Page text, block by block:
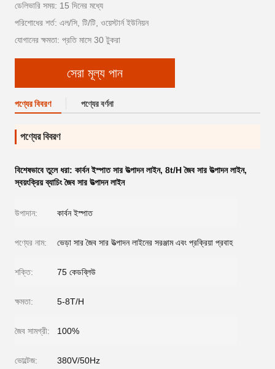
ডেলিভারি সময়: 15 দিনের মধ্যে
পরিশোধের শর্ত: এল/সি, টি/টি, ওয়েস্টার্ন ইউনিয়ন
যোগানের ক্ষমতা: প্রতি মাসে 30 টুকরা
সেরা মূল্য পান
পণ্যের বিবরণ পণ্যের বর্ণনা
পণ্যের বিবরণ
বিশেষভাবে তুলে ধরা: কার্বন ইস্পাত সার উত্পাদন লাইন, 8t/H জৈব সার উত্পাদন লাইন,
স্বয়ংক্রিয় ব্যাচিং জৈব সার উত্পাদন লাইন
উপাদান: কার্বন ইস্পাত
পণ্যের নাম: ভেড়া সার জৈব সার উত্পাদন লাইনের সরঞ্জাম এবং প্রক্রিয়া প্রবাহ
শক্তি: 75 কেডব্লিউ
ক্ষমতা: 5-8T/H
জৈব সামগ্রী: 100%
ভোল্টেজ: 380V/50Hz